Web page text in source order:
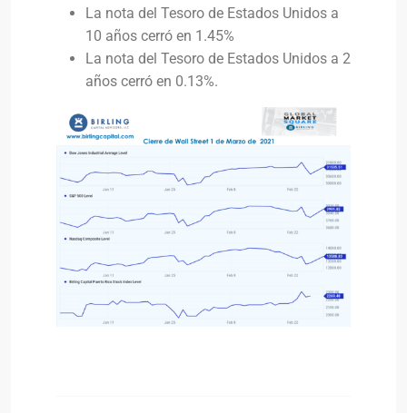
La nota del Tesoro de Estados Unidos a
10 años cerró en 1.45%
La nota del Tesoro de Estados Unidos a 2
años cerró en 0.13%.